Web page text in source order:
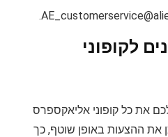
.
לקופוני
את כל קופוני אליאקספרס
את ההצעות באופן שוטף, כך